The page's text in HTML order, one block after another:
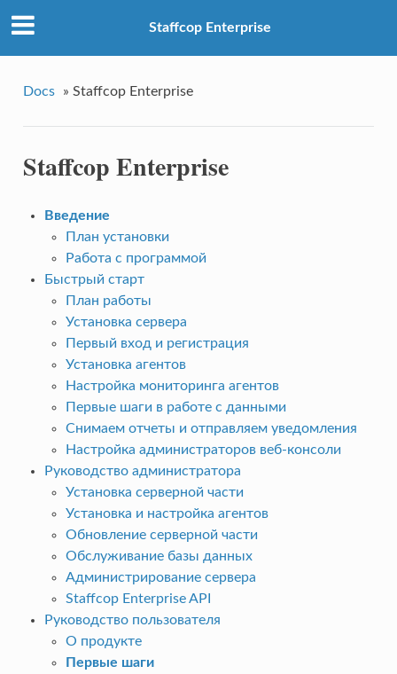
Staffcop Enterprise
Docs » Staffcop Enterprise
Staffcop Enterprise
Введение
План установки
Работа с программой
Быстрый старт
План работы
Установка сервера
Первый вход и регистрация
Установка агентов
Настройка мониторинга агентов
Первые шаги в работе с данными
Снимаем отчеты и отправляем уведомления
Настройка администраторов веб-консоли
Руководство администратора
Установка серверной части
Установка и настройка агентов
Обновление серверной части
Обслуживание базы данных
Администрирование сервера
Staffcop Enterprise API
Руководство пользователя
О продукте
Первые шаги